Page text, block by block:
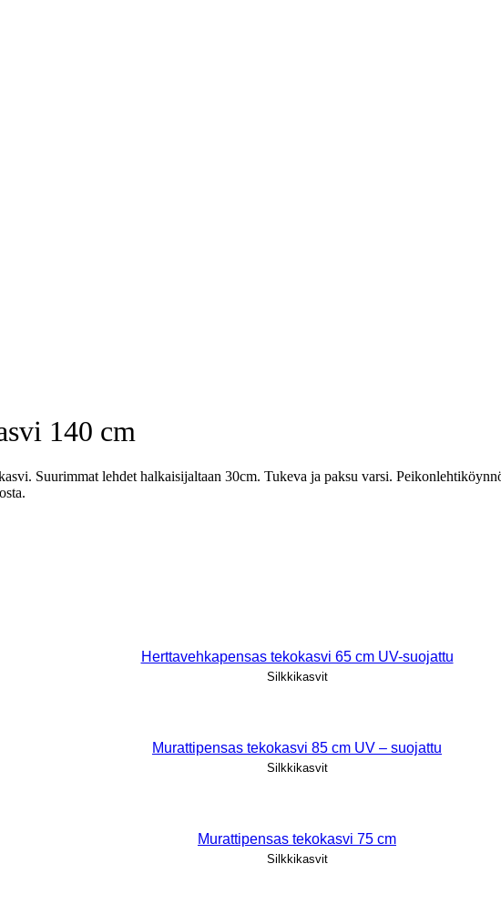
140 cm
Suurimmat lehdet halkaisijaltaan 30cm. Tukeva ja paksu varsi.
Herttavehkapensas tekokasvi 65 cm UV-suojattu
Silkkikasvit
Murattipensas tekokasvi 85 cm UV – suojattu
Silkkikasvit
Murattipensas tekokasvi 75 cm
Silkkikasvit